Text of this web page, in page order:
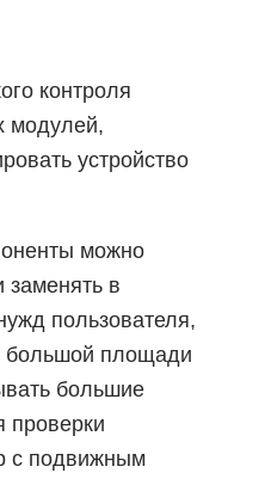
контроля
модулей,
устройство
можно
заменять в
пользователя,
большой площади
большие
проверки
с подвижным